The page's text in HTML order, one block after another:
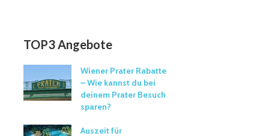
TOP3 Angebote
Wiener Prater Rabatte
– Wie kannst du bei
deinem Prater Besuch
sparen?
Auszeit für